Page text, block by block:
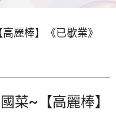
麗棒】《已歇業》
菜~【高麗棒】